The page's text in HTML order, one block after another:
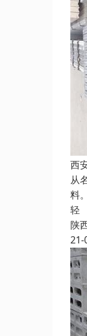
西
从
料
轻
陕
21-